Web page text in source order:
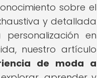
sobre el
y detallada
en
nuestro artículo
de moda a